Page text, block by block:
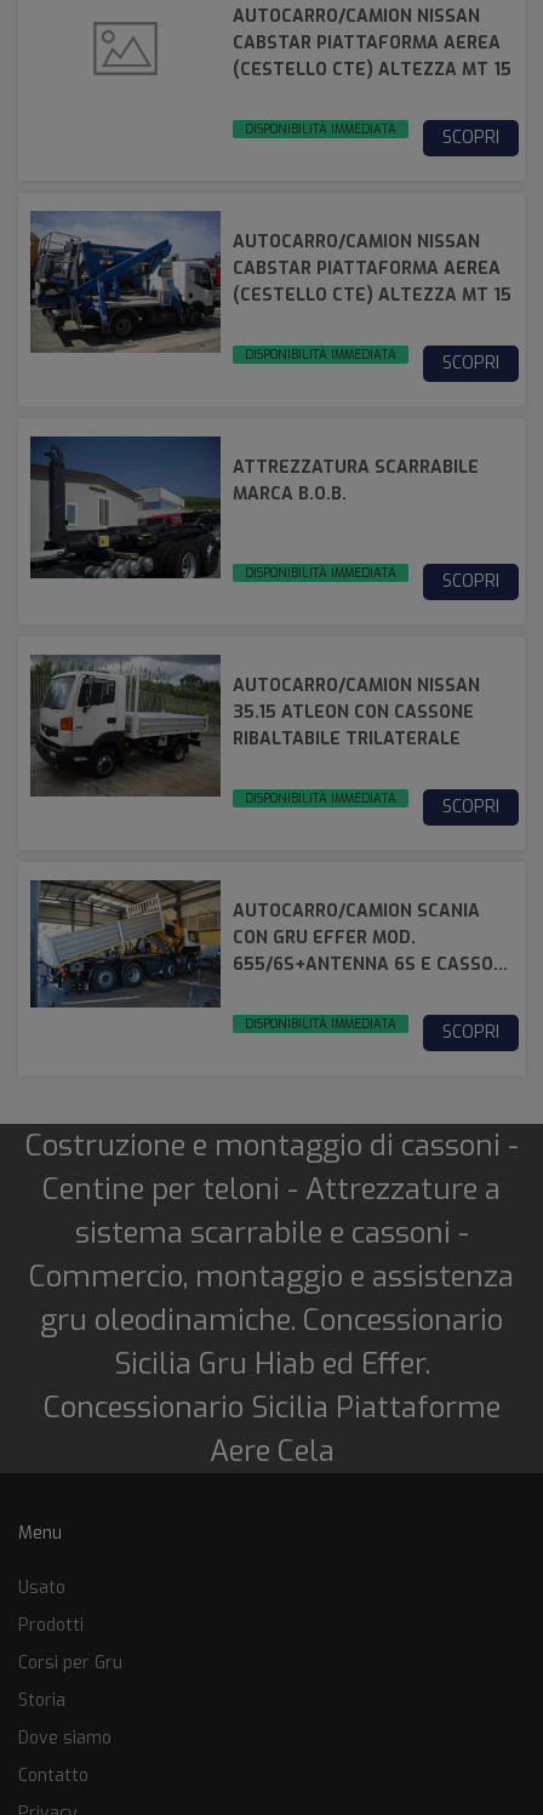
AUTOCARRO/CAMION NISSAN
CABSTAR PIATTAFORMA AEREA
(CESTELLO CTE) ALTEZZA MT 15
DISPONIBILITÀ IMMEDIATA SCOPRI
AUTOCARRO/CAMION NISSAN
CABSTAR PIATTAFORMA AEREA
(CESTELLO CTE) ALTEZZA MT 15
DISPONIBILITÀ IMMEDIATA SCOPRI
ATTREZZATURA SCARRABILE
MARCA B.O.B.
DISPONIBILITÀ IMMEDIATA SCOPRI
AUTOCARRO/CAMION NISSAN
35.15 ATLEON CON CASSONE
RIBALTABILE TRILATERALE
DISPONIBILITÀ IMMEDIATA SCOPRI
AUTOCARRO/CAMION SCANIA
CON GRU EFFER MOD.
655/6S+ANTENNA 6S E CASSONE
DISPONIBILITÀ IMMEDIATA SCOPRI
Costruzione e montaggio di cassoni -
Centine per teloni - Attrezzature a
sistema scarrabile e cassoni -
Commercio, montaggio e assistenza
gru oleodinamiche. Concessionario
Sicilia Gru Hiab ed Effer.
Concessionario Sicilia Piattaforme
Aere Cela
Menu
Usato
Prodotti
Corsi per Gru
Storia
Dove siamo
Contatto